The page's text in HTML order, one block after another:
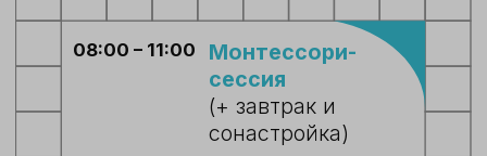
2. ПОСЕТИТЬ ЭКСКУРСИЮ
ПО САДУ И ПОЗНАКОМИТЬСЯ
С ВЕДУЩИМ ПЕДАГОГОМ